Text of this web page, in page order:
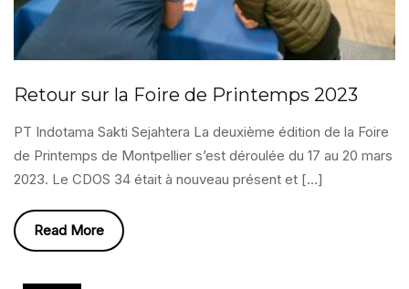
Retour sur la Foire de Printemps 2023
PT Indotama Sakti Sejahtera La deuxième édition de la Foire
de Printemps de Montpellier s’est déroulée du 17 au 20 mars
2023. Le CDOS 34 était à nouveau présent et […]
Read More